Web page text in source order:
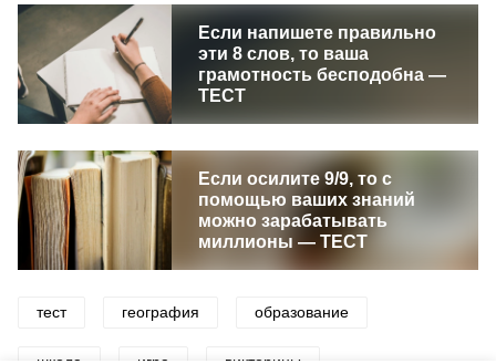
Если напишете правильно
эти 8 слов, то ваша
грамотность бесподобна —
ТЕСТ
Если осилите 9/9, то с
помощью ваших знаний
можно зарабатывать
миллионы — ТЕСТ
тест география образование